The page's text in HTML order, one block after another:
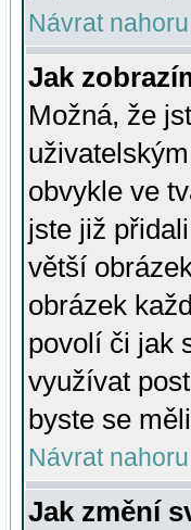
Návrat nahoru
Jak
Možná, že
obvykle ve
jste již
větší
obrázek
povolí či jak
využívat
byste se
Návrat nahoru
Jak změní